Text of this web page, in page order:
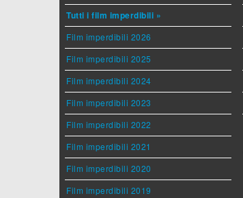
Tutti i film imperdibili »
Film imperdibili 2026
Film imperdibili 2025
Film imperdibili 2024
Film imperdibili 2023
Film imperdibili 2022
Film imperdibili 2021
Film imperdibili 2020
Film imperdibili 2019